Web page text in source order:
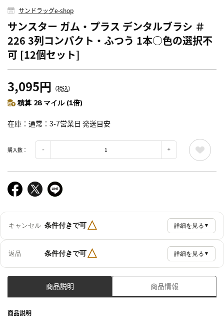
サンドラッグe-shop
サンスター ガム・プラス デンタルブラシ ＃
226 3列コンパクト・ふつう 1本○色の選択不
可 [12個セット]
3,095円 （税込）
積算 28 マイル (1倍)
在庫 通常：3-7営業日 発送目安
購入数：
キャンセル 条件付きで可△ 詳細を見る ▼
返品 条件付きで可△ 詳細を見る ▼
商品説明 商品情報
商品説明